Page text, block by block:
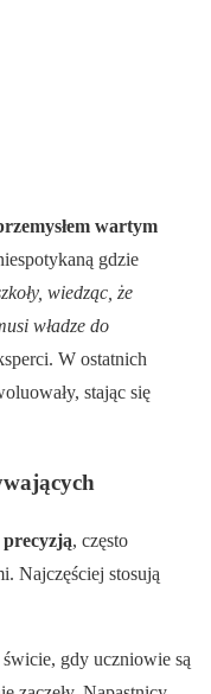
wartym
gdzie
wiedząc, że
władze do
W ostatnich
stając się
, często
Najczęściej stosują
gdy uczniowie są